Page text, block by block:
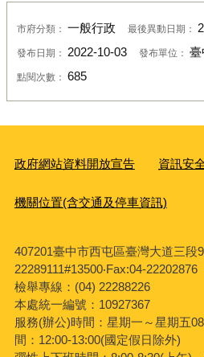
市府分類： 一般行政 最後異動日期：
發布日期： 2022-10-03 發布單位： 臺
點閱次數： 685
政府網站資料開放宣告 資訊安
機關位置(含交通及停車資訊)
407201臺中市西屯區臺灣大道三段
22289111#13500‧Fax:04-22202876
檢舉專線：(04) 22288226
本處統一編號：10927367
服務(辦公)時間：星期一～星期五
間：12:00-13:00(國定假日除外)